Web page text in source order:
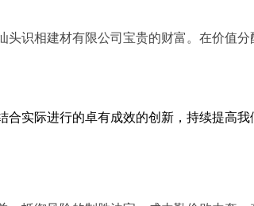
识相建材有限公司宝贵的财富。在价值分
实际进行的卓有成效的创新，持续提高我